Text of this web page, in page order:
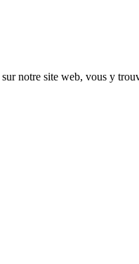
sur notre site web, vous y